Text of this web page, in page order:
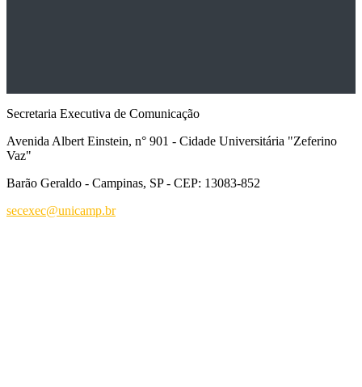
Secretaria Executiva de Comunicação
Avenida Albert Einstein, n° 901 - Cidade Universitária "Zeferino
Vaz"
Barão Geraldo - Campinas, SP - CEP: 13083-852
secexec@unicamp.br